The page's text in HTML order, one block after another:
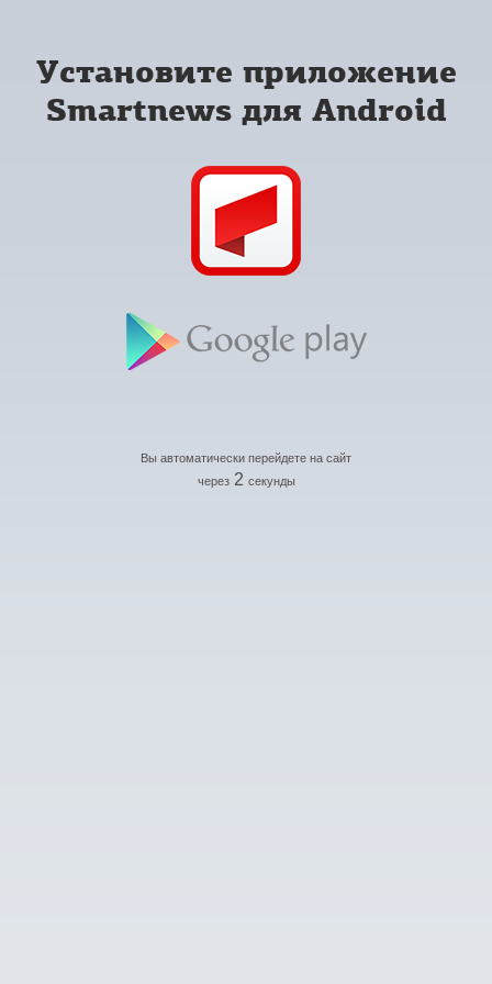
Установите приложение
Smartnews для Android
Вы автоматически перейдете на сайт
через 2 секунды